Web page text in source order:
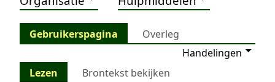
Gebruikerspagina
Overleg
Handelingen
Lezen
Brontekst bekijken